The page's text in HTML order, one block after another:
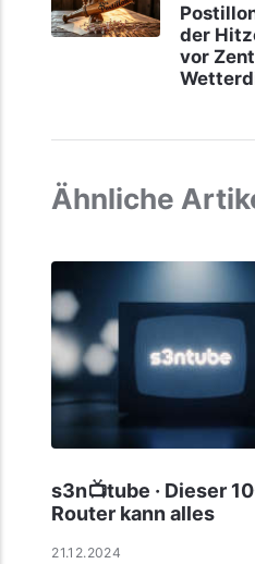
der
vor
Ähnliche
s3n📺tube · Dieser
Router kann alles
21.12.2024